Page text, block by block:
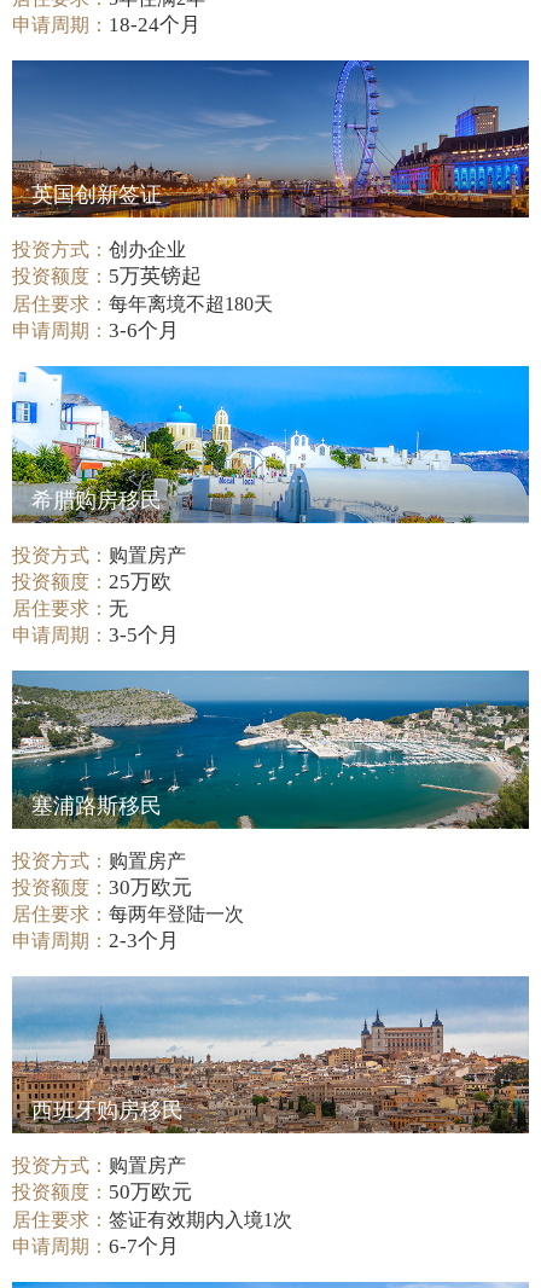
申请周期： 18-24个月
英国创新签证
投资方式：创办企业
投资额度： 5万英镑起
居住要求：每年离境不超180天
申请周期：3-6个月
希腊购房移民
投资方式： 购置房产
投资额度： 25万欧
居住要求：无
申请周期：3-5个月
塞浦路斯移民
投资方式： 购置房产
投资额度：30万欧元
居住要求：每两年登陆一次
申请周期： 2-3个月
西班牙购房移民
投资方式： 购置房产
投资额度： 50万欧元
居住要求：签证有效期内入境1次
申请周期：6-7个月